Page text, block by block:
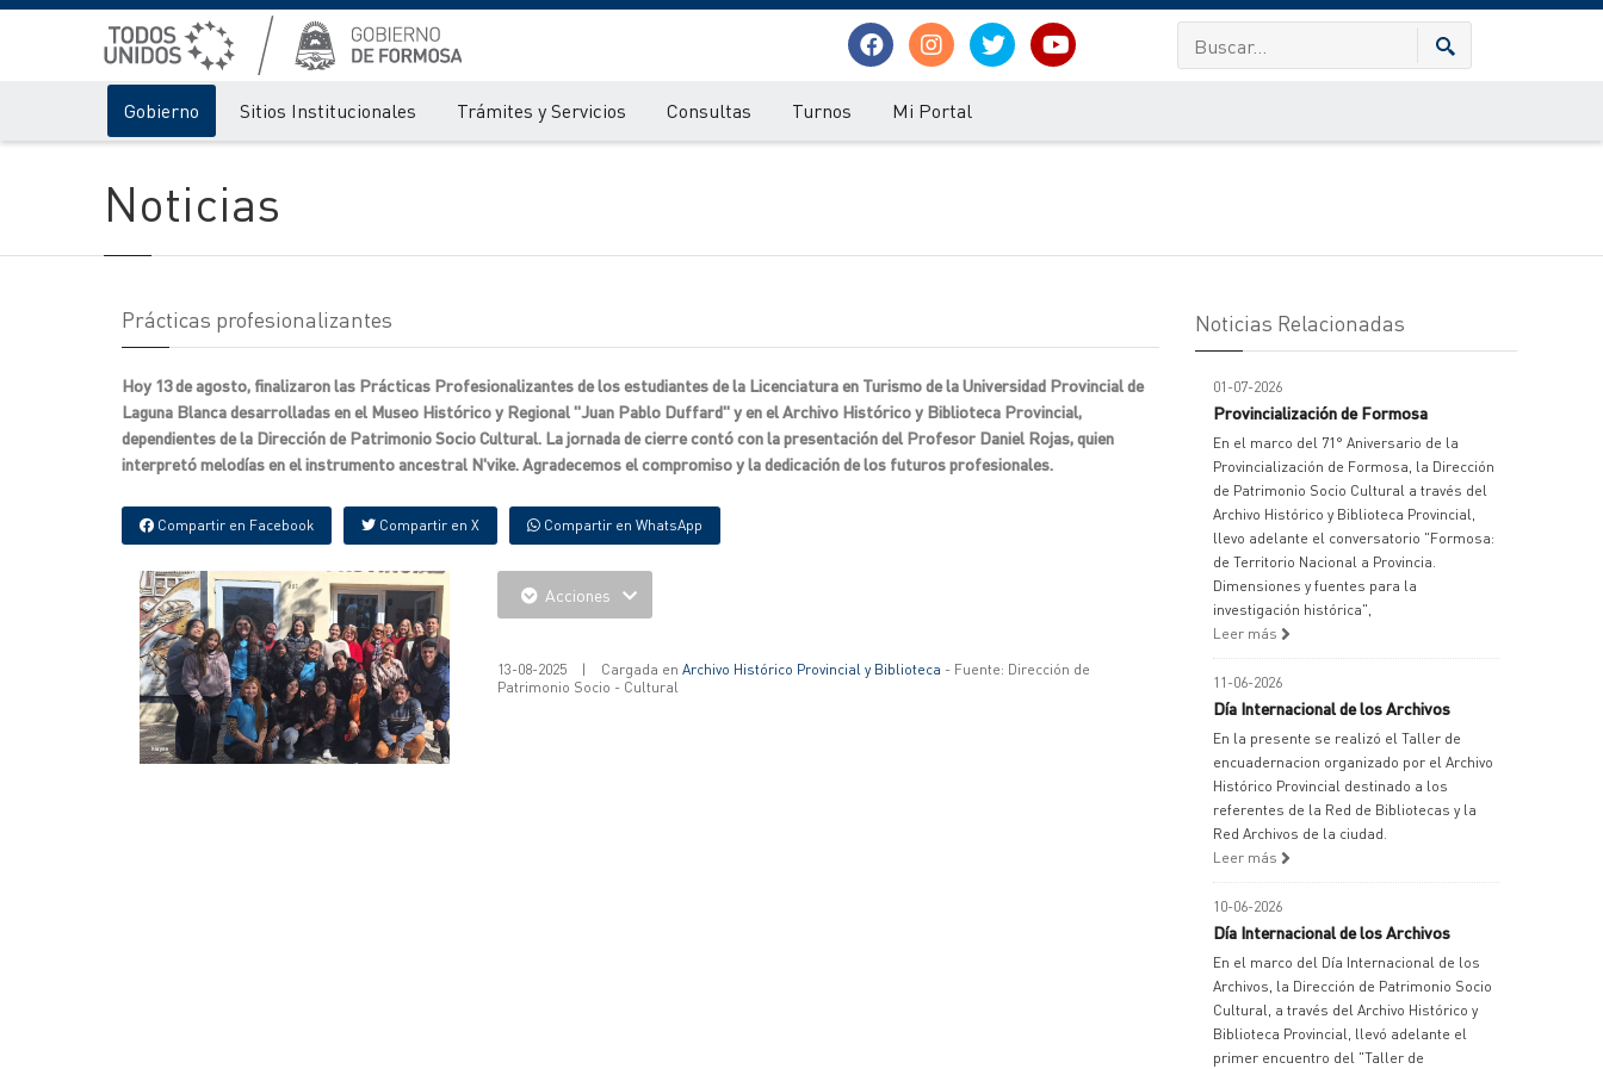
Gobierno Sitios Institucionales Trámites y Servicios Consultas Turnos Mi Portal
Noticias
Prácticas profesionalizantes
Hoy 13 de agosto, finalizaron las Prácticas Profesionalizantes de los estudiantes de la Licenciatura en Turismo de la Universidad Provincial de
Laguna Blanca desarrolladas en el Museo Histórico y Regional "Juan Pablo Duffard" y en el Archivo Histórico y Biblioteca Provincial,
dependientes de la Dirección de Patrimonio Socio Cultural. La jornada de cierre contó con la presentación del Profesor Daniel Rojas, quien
interpretó melodías en el instrumento ancestral N'vike. Agradecemos el compromiso y la dedicación de los futuros profesionales.
Compartir en Facebook Compartir en X Compartir en WhatsApp
Acciones
13-08-2025 | Cargada en Archivo Histórico Provincial y Biblioteca - Fuente: Dirección de
Patrimonio Socio - Cultural
Noticias Relacionadas
01-07-2026
Provincialización de Formosa
En el marco del 71° Aniversario de la
Provincialización de Formosa, la Dirección
de Patrimonio Socio Cultural a través del
Archivo Histórico y Biblioteca Provincial,
llevo adelante el conversatorio "Formosa:
de Territorio Nacional a Provincia.
Dimensiones y fuentes para la
investigación histórica",
Leer más
11-06-2026
Día Internacional de los Archivos
En la presente se realizó el Taller de
encuadernacion organizado por el Archivo
Histórico Provincial destinado a los
referentes de la Red de Bibliotecas y la
Red Archivos de la ciudad.
Leer más
10-06-2026
Día Internacional de los Archivos
En el marco del Día Internacional de los
Archivos, la Dirección de Patrimonio Socio
Cultural, a través del Archivo Histórico y
Biblioteca Provincial, llevó adelante el
primer encuentro del "Taller de